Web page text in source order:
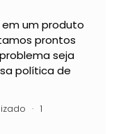
um produto
prontos
seja
política de
1